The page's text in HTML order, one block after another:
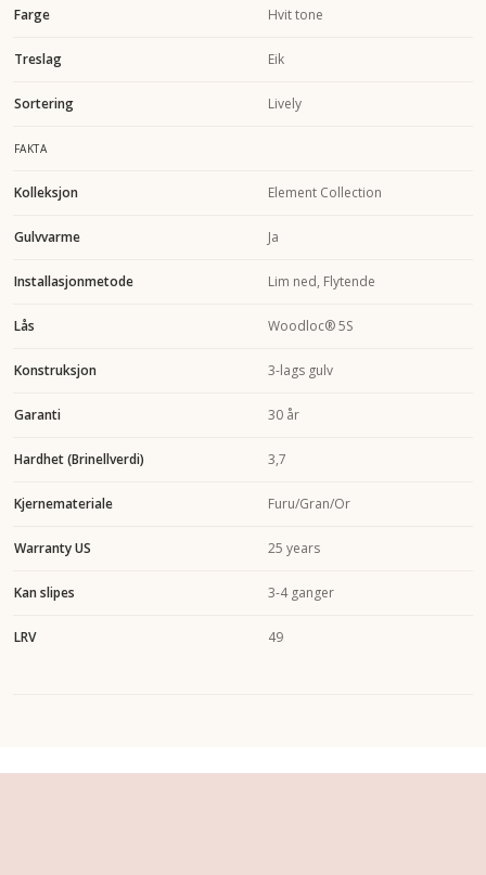
Farge Hvit tone
Treslag Eik
Sortering Lively
FAKTA
Kolleksjon Element Collection
Gulvvarme Ja
Installasjonmetode Lim ned, Flytende
Lås Woodloc® 5S
Konstruksjon 3-lags gulv
Garanti 30 år
Hardhet (Brinellverdi) 3,7
Kjernemateriale Furu/Gran/Or
Warranty US 25 years
Kan slipes 3-4 ganger
LRV 49